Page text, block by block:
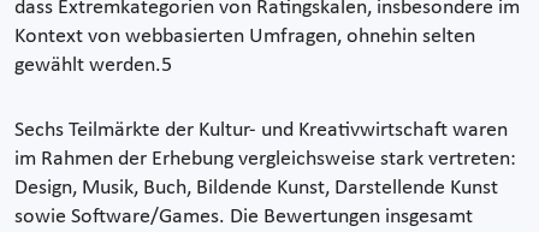
dass Extremkategorien von Ratingskalen, insbesondere im
Kontext von webbasierten Umfragen, ohnehin selten
gewählt werden.5
Sechs Teilmärkte der Kultur- und Kreativwirtschaft waren
im Rahmen der Erhebung vergleichsweise stark vertreten:
Design, Musik, Buch, Bildende Kunst, Darstellende Kunst
sowie Software/Games. Die Bewertungen insgesamt